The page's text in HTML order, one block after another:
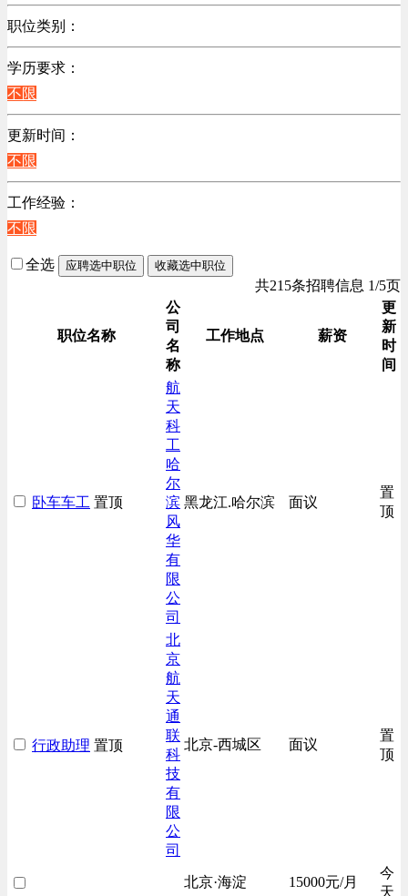
不限
北京
广东
江苏
陕西
浙江
辽宁
上海
职位类别：
不限
机械制造/仪器仪表类
计算机硬件类
销售管理类
计算机软件类
贸易/物流/仓储/采购类
客服及凯发娱乐网址的技术支持类
高级管理类
电力电气/能源/自动化
咨询/顾问/法律类
行政/后勤/文秘类
房地产开发/物业管理类
学历要求：
不限
更新时间：
不限
工作经验：
不限
全选 应聘选中职位 收藏选中职位
共215条招聘信息 1/5页
职位名称
公
司
名
称
工作地点 薪资
更
新
时
间
卧车车工 置顶
航
天
科
工
哈
尔
滨
风
华
有
限
公
司
黑龙江.哈尔滨 面议
置
顶
行政助理 置顶
北
京
航
天
通
联
科
技
有
限
公
司
北京-西城区 面议
置
顶
北京·海淀 15000元/月
今
天